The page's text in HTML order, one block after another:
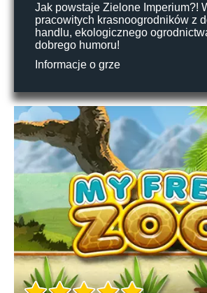
Jak powstaje Zielone Imperium?!
pracowitych krasnoogrodników z
handlu, ekologicznego
dobrego humoru!
Informacje o grze